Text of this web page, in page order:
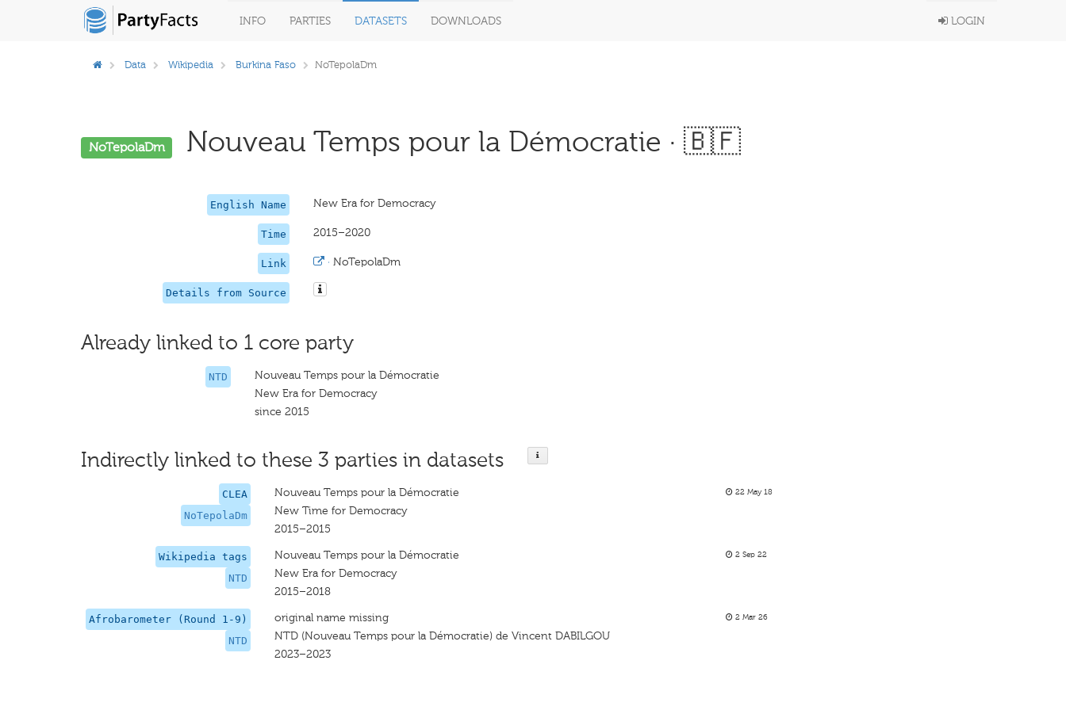
INFO PARTIES DATASETS DOWNLOADS LOGIN
Data Wikipedia Burkina Faso NoTepolaDm
NoTepolaDm Nouveau Temps pour la Démocratie · 🇧🇫
English Name New Era for Democracy
Time 2015–2020
Link · NoTepolaDm
Details from Source
Already linked to 1 core party
NTD
Nouveau Temps pour la Démocratie
New Era for Democracy
since 2015
Indirectly linked to these 3 parties in datasets
CLEA
NoTepolaDm
Nouveau Temps pour la Démocratie
New Time for Democracy
2015–2015
22 May 18
Wikipedia tags
NTD
Nouveau Temps pour la Démocratie
New Era for Democracy
2015–2018
2 Sep 22
Afrobarometer (Round 1-9)
NTD
original name missing
NTD (Nouveau Temps pour la Démocratie) de Vincent DABILGOU
2023–2023
2 Mar 26